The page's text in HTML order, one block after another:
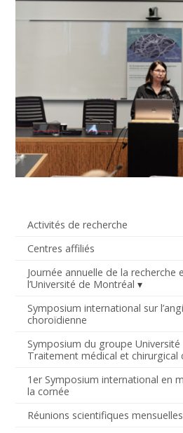
Activités de recherche
Centres affiliés
Journée annuelle de la
l’Université de Montréal
Symposium international sur
choroïdienne
Symposium du groupe
Traitement médical et chirurgical
1er Symposium international en
la cornée
Réunions scientifiques mensuelles